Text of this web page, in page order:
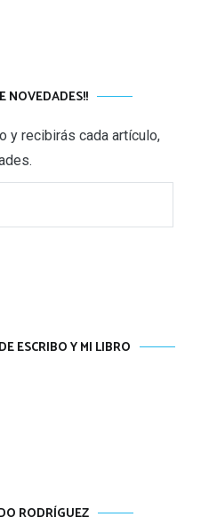
NOVEDADES!!
y recibirás cada artículo,
ESCRIBO Y MI LIBRO
RODRÍGUEZ